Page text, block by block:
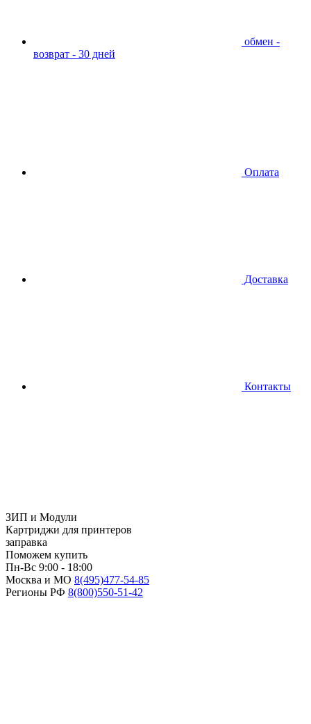
обмен -
возврат - 30 дней
Оплата
Доставка
Контакты
ЗИП и Модули
Картриджи для принтеров
заправка
Поможем купить
Пн-Вс 9:00 - 18:00
Москва и МО 8(495)477-54-85
Регионы РФ 8(800)550-51-42